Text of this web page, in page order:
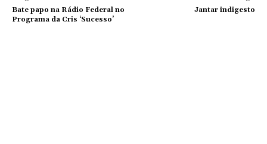
Bate papo na Rádio Federal no
Programa da Cris ‘Sucesso’
Jantar indigesto